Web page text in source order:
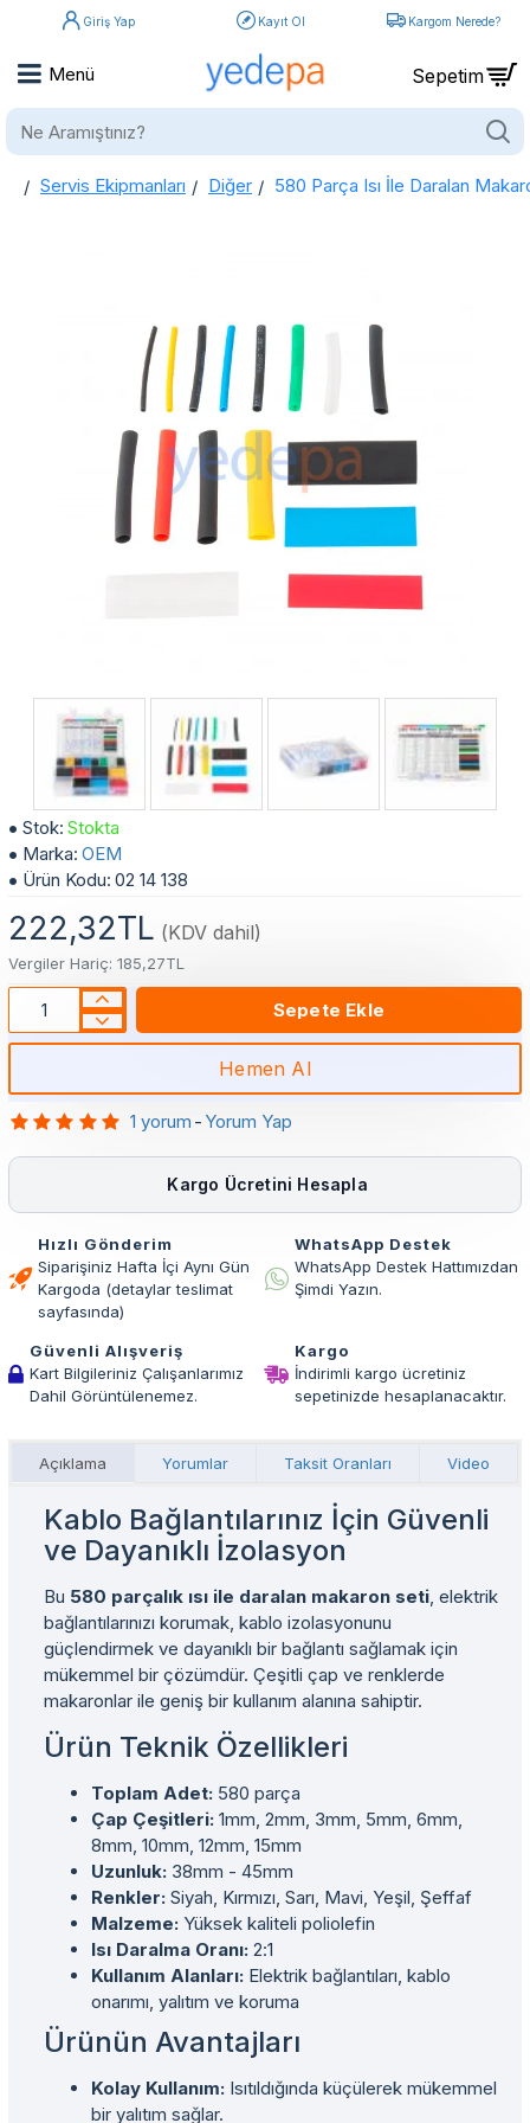
Giriş Yap Kayıt Ol Kargom Nerede?
Ne
home
Servis Ekipmanları Diğer 580 Parça Isı İle Daralan
Stok: Stokta
Marka: OEM
Ürün Kodu: 02 14 138
1 yorum - Yorum Yap
222,32TL (KDV dahil)
Vergiler Hariç: 185,27TL
Sepete Ekle
Hemen Al
Kargo Ücretini Hesapla
Hızlı Gönderim
Siparişiniz Hafta İçi Aynı Gün
Kargoda (detaylar teslimat
sayfasında)
WhatsApp Destek
WhatsApp Destek Hattımızdan
Şimdi Yazın.
Güvenli Alışveriş
Kart Bilgileriniz Çalışanlarımız
Dahil Görüntülenemez.
Kargo
İndirimli kargo ücretiniz
sepetinizde hesaplanacaktır.
Açıklama Yorumlar Taksit Oranları Video
Kablo Bağlantılarınız İçin Güvenli
ve Dayanıklı İzolasyon
Bu 580 parçalık ısı ile daralan makaron seti, elektrik
bağlantılarınızı korumak, kablo izolasyonunu
güçlendirmek ve dayanıklı bir bağlantı sağlamak için
mükemmel bir çözümdür. Çeşitli çap ve renklerde
makaronlar ile geniş bir kullanım alanına sahiptir.
Ürün Teknik Özellikleri
Toplam Adet: 580 parça
Çap Çeşitleri: 1mm, 2mm, 3mm, 5mm, 6mm,
8mm, 10mm, 12mm, 15mm
Uzunluk: 38mm - 45mm
Renkler: Siyah, Kırmızı, Sarı, Mavi, Yeşil, Şeffaf
Malzeme: Yüksek kaliteli poliolefin
Isı Daralma Oranı: 2:1
Kullanım Alanları: Elektrik bağlantıları, kablo
onarımı, yalıtım ve koruma
Ürünün Avantajları
Kolay Kullanım: Isıtıldığında küçülerek mükemmel
bir yalıtım sağlar.